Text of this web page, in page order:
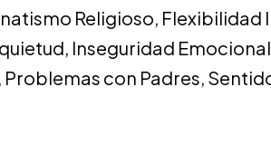
Religioso, Flexibilidad
, Inseguridad Emocional
Problemas con Padres,